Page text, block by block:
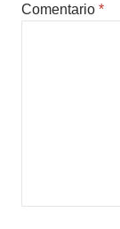
Comentario *